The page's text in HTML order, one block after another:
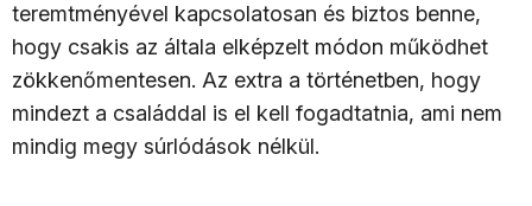
teremtményével kapcsolatosan és biztos benne,
hogy csakis az általa elképzelt módon működhet
zökkenőmentesen. Az extra a történetben, hogy
mindezt a családdal is el kell fogadtatnia, ami nem
mindig megy súrlódások nélkül.